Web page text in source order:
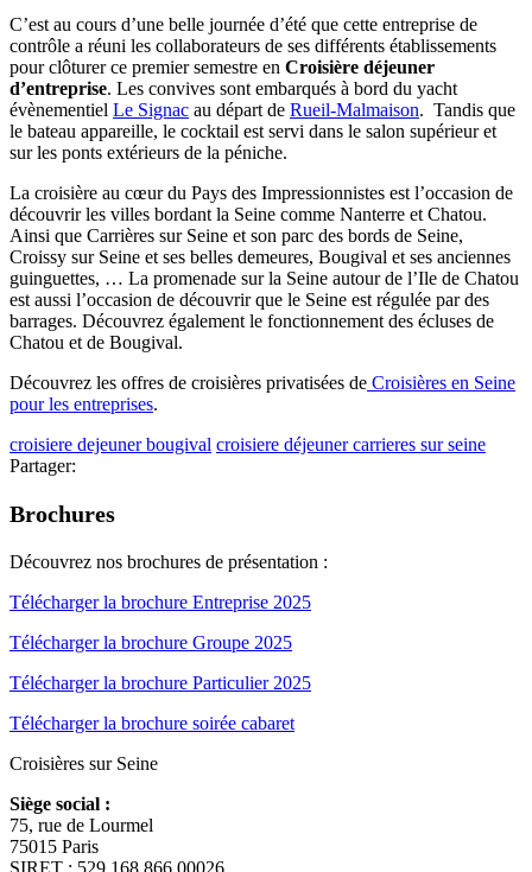
C’est au cours d’une belle journée d’été que cette entreprise de
contrôle a réuni les collaborateurs de ses différents établissements
pour clôturer ce premier semestre en Croisière déjeuner
d’entreprise. Les convives sont embarqués à bord du yacht
évènementiel Le Signac au départ de Rueil-Malmaison. Tandis que
le bateau appareille, le cocktail est servi dans le salon supérieur et
sur les ponts extérieurs de la péniche.
La croisière au cœur du Pays des Impressionnistes est l’occasion de
découvrir les villes bordant la Seine comme Nanterre et Chatou.
Ainsi que Carrières sur Seine et son parc des bords de Seine,
Croissy sur Seine et ses belles demeures, Bougival et ses anciennes
guinguettes, … La promenade sur la Seine autour de l’Ile de Chatou
est aussi l’occasion de découvrir que le Seine est régulée par des
barrages. Découvrez également le fonctionnement des écluses de
Chatou et de Bougival.
Découvrez les offres de croisières privatisées de Croisières en Seine
pour les entreprises.
croisiere dejeuner bougival croisiere déjeuner carrieres sur seine
Partager:
Brochures
Découvrez nos brochures de présentation :
Télécharger la brochure Entreprise 2025
Télécharger la brochure Groupe 2025
Télécharger la brochure Particulier 2025
Télécharger la brochure soirée cabaret
Croisières sur Seine
Siège social :
75, rue de Lourmel
75015 Paris
SIRET : 529 168 866 00026